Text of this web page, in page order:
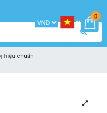
0
hiệu chuẩn